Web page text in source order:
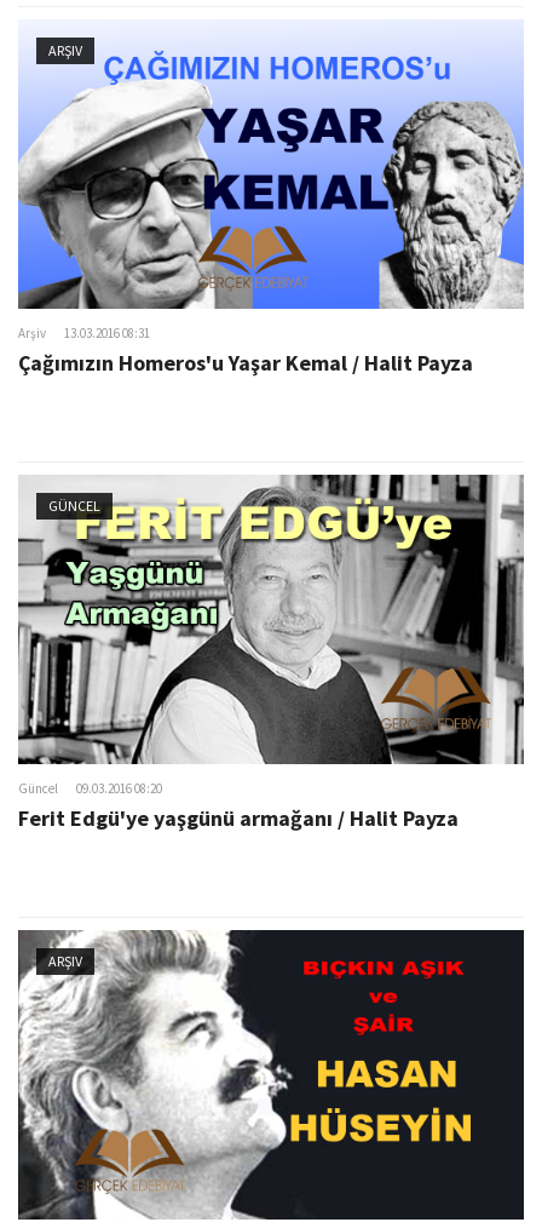
ARŞIV
Arşiv 13.03.2016 08:31
Çağımızın Homeros'u Yaşar Kemal / Halit Payza
GÜNCEL
Güncel 09.03.2016 08:20
Ferit Edgü'ye yaşgünü armağanı / Halit Payza
ARŞIV